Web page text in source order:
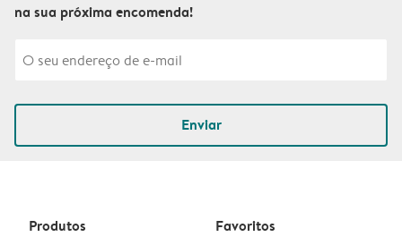
na sua próxima encomenda!
Enviar
Produtos Favoritos